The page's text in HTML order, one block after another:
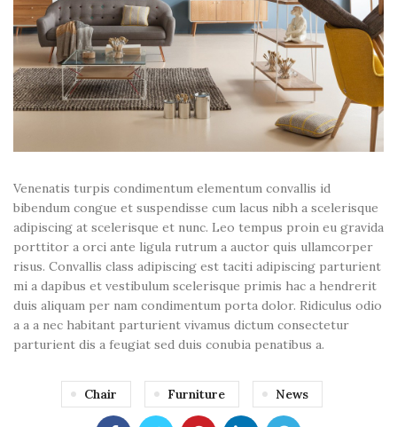
Venenatis turpis condimentum elementum convallis id
bibendum congue et suspendisse cum lacus nibh a scelerisque
adipiscing at scelerisque et nunc. Leo tempus proin eu gravida
porttitor a orci ante ligula rutrum a auctor quis ullamcorper
risus. Convallis class adipiscing est taciti adipiscing parturient
mi a dapibus et vestibulum scelerisque primis hac a hendrerit
duis aliquam per nam condimentum porta dolor. Ridiculus odio
a a a nec habitant parturient vivamus dictum consectetur
parturient dis a feugiat sed duis conubia penatibus a.
Chair Furniture News